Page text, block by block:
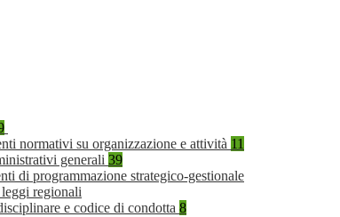
normativi su organizzazione e attività 11
generali 39
di programmazione strategico-gestionale
leggi regionali
e codice di condotta 8